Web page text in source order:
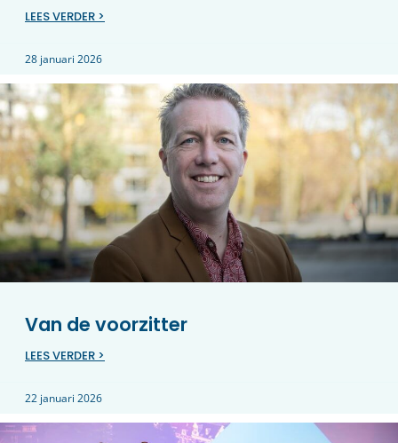
LEES VERDER >
28 januari 2026
Van de voorzitter
LEES VERDER >
22 januari 2026